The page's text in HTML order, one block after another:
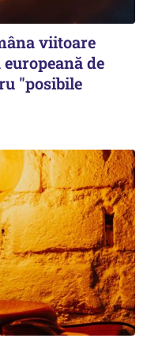
viitoare
de
"posibile